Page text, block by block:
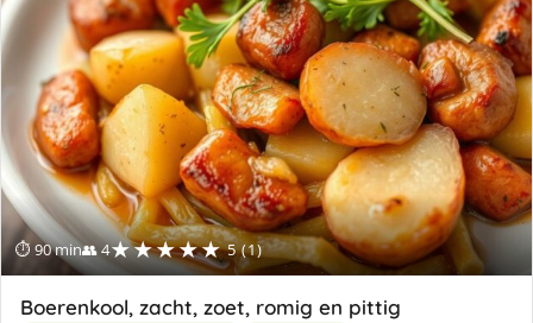
⏱ 90 min👥 4★★★★★ 5 (1)
Boerenkool, zacht, zoet, romig en pittig